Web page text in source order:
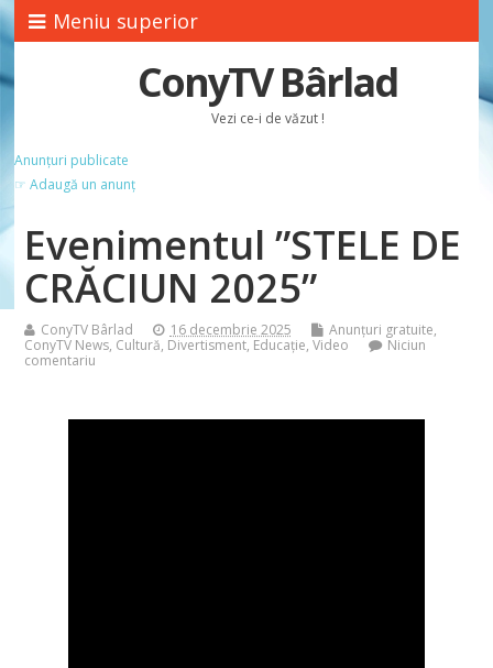
Meniu superior
ConyTV Bârlad
Vezi ce-i de văzut !
Anunțuri publicate
☞ Adaugă un anunț
Evenimentul ”STELE DE
CRĂCIUN 2025”
ConyTV Bârlad 16 decembrie 2025 Anunțuri gratuite,
ConyTV News, Cultură, Divertisment, Educație, Video
Niciun
comentariu